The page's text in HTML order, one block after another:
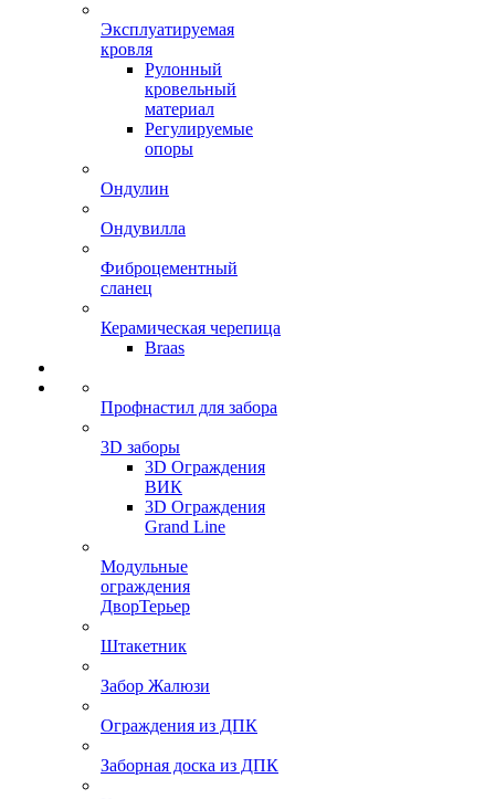
Эксплуатируемая
кровля
Рулонный
кровельный
материал
Регулируемые
опоры
Ондулин
Ондувилла
Фиброцементный
сланец
Керамическая черепица
Braas
Профнастил для забора
3D заборы
3D Ограждения
ВИК
3D Ограждения
Grand Line
Модульные
ограждения
ДворТерьер
Штакетник
Забор Жалюзи
Ограждения из ДПК
Заборная доска из ДПК